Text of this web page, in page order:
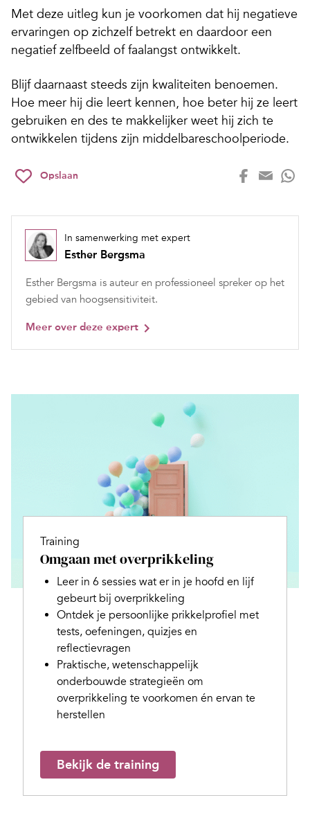
Met deze uitleg kun je voorkomen dat hij negatieve
ervaringen op zichzelf betrekt en daardoor een
negatief zelfbeeld of faalangst ontwikkelt.
Blijf daarnaast steeds zijn kwaliteiten benoemen.
Hoe meer hij die leert kennen, hoe beter hij ze leert
gebruiken en des te makkelijker weet hij zich te
ontwikkelen tijdens zijn middelbareschoolperiode.
Opslaan
In samenwerking met expert
Esther Bergsma
Esther Bergsma is auteur en professioneel spreker op het
gebied van hoogsensitiviteit.
Meer over deze expert
Training
Omgaan met overprikkeling
Leer in 6 sessies wat er in je hoofd en lijf
gebeurt bij overprikkeling
Ontdek je persoonlijke prikkelprofiel met
tests, oefeningen, quizjes en
reflectievragen
Praktische, wetenschappelijk
onderbouwde strategieën om
overprikkeling te voorkomen én ervan te
herstellen
Bekijk de training